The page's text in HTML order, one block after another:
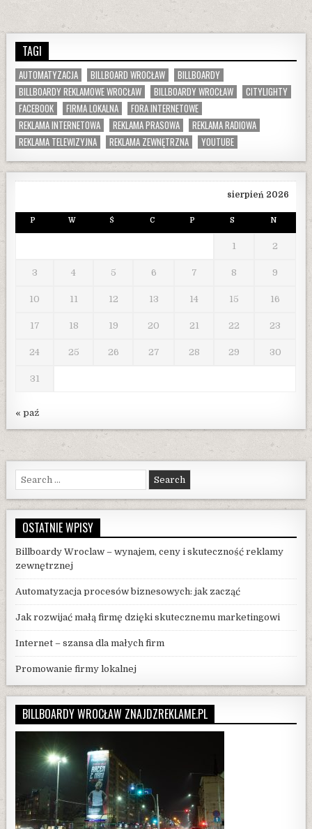
TAGI
AUTOMATYZACJA BILLBOARD WROCŁAW
BILLBOARDY
BILLBOARDY REKLAMOWE WROCŁAW
BILLBOARDY WROCŁAW
CITYLIGHTY
FACEBOOK
FIRMA LOKALNA
FORA INTERNETOWE
REKLAMA INTERNETOWA
REKLAMA PRASOWA
REKLAMA RADIOWA
REKLAMA TELEWIZYJNA
REKLAMA ZEWNĘTRZNA YOUTUBE
sierpień 2026
P W Ś C P S N
1 2
3 4 5 6 7 8 9
10 11 12 13 14 15 16
17 18 19 20 21 22 23
24 25 26 27 28 29 30
31
« paź
Search
for:
OSTATNIE WPISY
Billboardy Wroclaw – wynajem, ceny i skuteczność reklamy
zewnętrznej
Automatyzacja procesów biznesowych: jak zacząć
Jak rozwijać małą firmę dzięki skutecznemu marketingowi
Internet – szansa dla małych firm
Promowanie firmy lokalnej
BILLBOARDY WROCŁAW ZNAJDZREKLAME.PL